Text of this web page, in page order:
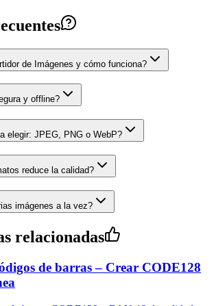
de Imágenes y cómo funciona?
y offline?
elegir: JPEG, PNG o WebP?
reduce la calidad?
imágenes a la vez?
relacionadas
de barras – Crear CODE128